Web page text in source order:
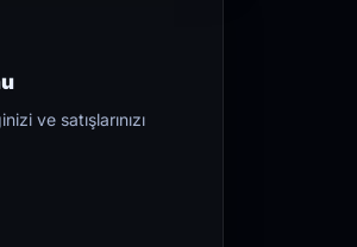
ve satışlarınızı